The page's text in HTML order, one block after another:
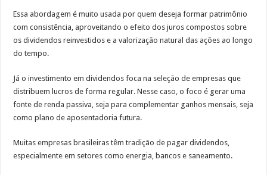
Essa abordagem é muito usada por quem deseja formar patrimônio
com consistência, aproveitando o efeito dos juros compostos sobre
os dividendos reinvestidos e a valorização natural das ações ao longo
do tempo.
Já o investimento em dividendos foca na seleção de empresas que
distribuem lucros de forma regular. Nesse caso, o foco é gerar uma
fonte de renda passiva, seja para complementar ganhos mensais, seja
como plano de aposentadoria futura.
Muitas empresas brasileiras têm tradição de pagar dividendos,
especialmente em setores como energia, bancos e saneamento.